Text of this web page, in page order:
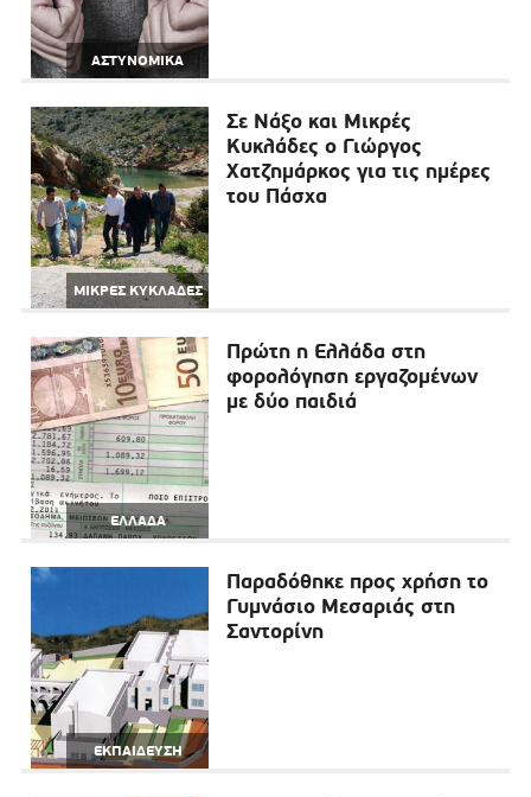
ΑΣΤΥΝΟΜΙΚΑ
ΜΙΚΡΕΣ ΚΥΚΛΑΔΕΣ
Σε Νάξο και Μικρές
Κυκλάδες ο Γιώργος
Χατζημάρκος για τις ημέρες
του Πάσχα
ΕΛΛΑΔΑ
Πρώτη η Ελλάδα στη
φορολόγηση εργαζομένων
με δύο παιδιά
ΕΚΠΑΙΔΕΥΣΗ
Παραδόθηκε προς χρήση το
Γυμνάσιο Μεσαριάς στη
Σαντορίνη